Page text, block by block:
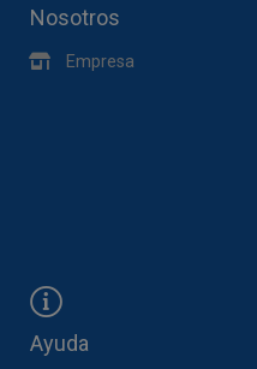
Nosotros
Empresa
Ayuda